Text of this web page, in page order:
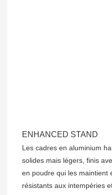
ENHANCED STAND
Les cadres en aluminium
solides mais légers, finis
en poudre qui les maintient
résistants aux intempéries